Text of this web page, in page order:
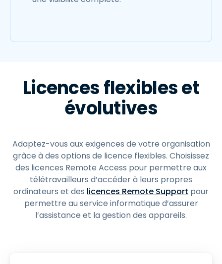
Licences flexibles et
évolutives
Adaptez-vous aux exigences de votre organisation
grâce à des options de licence flexibles. Choisissez
des licences Remote Access pour permettre aux
télétravailleurs d’accéder à leurs propres
ordinateurs et des licences Remote Support pour
permettre au service informatique d’assurer
l’assistance et la gestion des appareils.